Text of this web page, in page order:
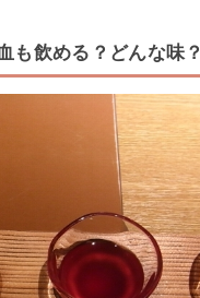
も飲める？どんな味？